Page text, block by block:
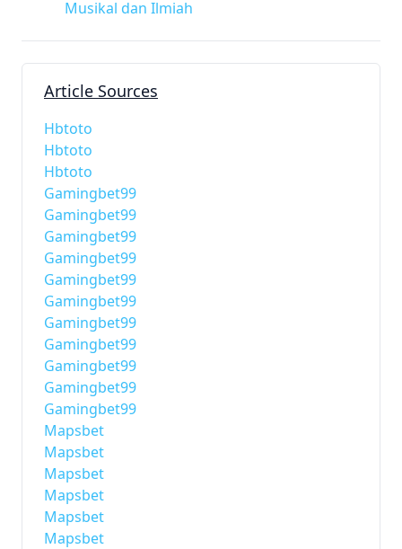
Musikal dan Ilmiah
Article Sources
Hbtoto
Hbtoto
Hbtoto
Gamingbet99
Gamingbet99
Gamingbet99
Gamingbet99
Gamingbet99
Gamingbet99
Gamingbet99
Gamingbet99
Gamingbet99
Gamingbet99
Gamingbet99
Mapsbet
Mapsbet
Mapsbet
Mapsbet
Mapsbet
Mapsbet